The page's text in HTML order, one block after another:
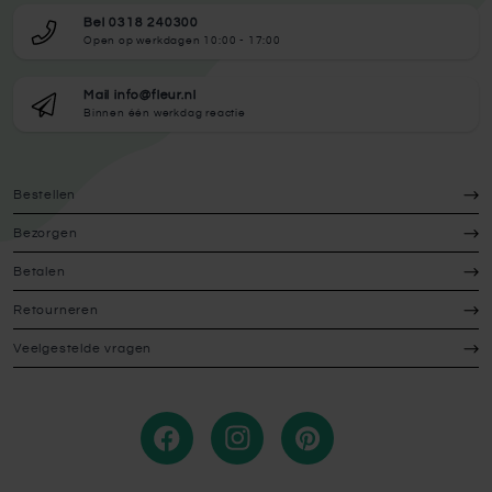
Bel 0318 240300
Open op werkdagen 10:00 - 17:00
Mail info@fleur.nl
Binnen één werkdag reactie
Bestellen
Bezorgen
Betalen
Retourneren
Veelgestelde vragen